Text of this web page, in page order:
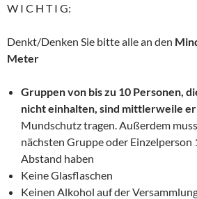
W I C H T I G:
Denkt/Denken Sie bitte alle an den
Meter
Gruppen von bis zu 10 Personen,
nicht einhalten, sind mittlerweile
Mundschutz tragen. Außerdem
nächsten Gruppe oder
Abstand haben
Keine Glasflaschen
Keinen Alkohol auf der